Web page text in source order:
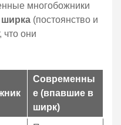
многобожники
ширка (постоянство и
что они
Современны
е (впавшие в
ширк)